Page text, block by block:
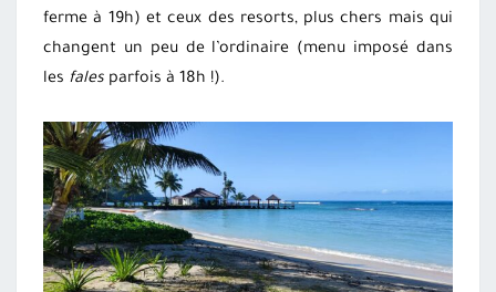
ferme à 19h) et ceux des resorts, plus chers mais qui
changent un peu de l’ordinaire (menu imposé dans
les fales parfois à 18h !).